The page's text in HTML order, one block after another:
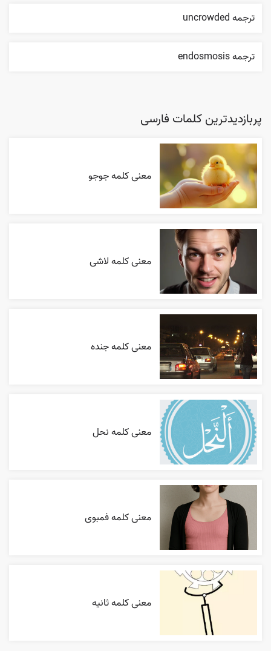
ترجمه uncrowded
ترجمه endosmosis
پربازدیدترین کلمات فارسی
معنی کلمه جوجو
معنی کلمه لاشی
معنی کلمه جنده
معنی کلمه نحل
معنی کلمه فمبوی
معنی کلمه ثانیه